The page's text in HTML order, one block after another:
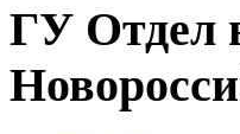
ГУ Отдел